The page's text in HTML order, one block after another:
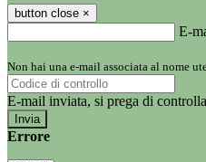
button close ×
E-
Non hai una e-mail associata al nome
E-mail inviata, si prega di
Errore